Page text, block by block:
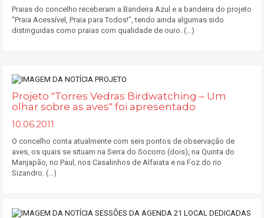
Praias do concelho receberam a Bandeira Azul e a bandeira do projeto
"Praia Acessível, Praia para Todos!", tendo ainda algumas sido
distinguidas como praias com qualidade de ouro. (...)
Projeto "Torres Vedras Birdwatching – Um
olhar sobre as aves" foi apresentado
10.06.2011
O concelho conta atualmente com seis pontos de observação de
aves, os quais se situam na Serra do Socorro (dois), na Quinta do
Manjapão, no Paul, nos Casalinhos de Alfaiata e na Foz do rio
Sizandro. (...)